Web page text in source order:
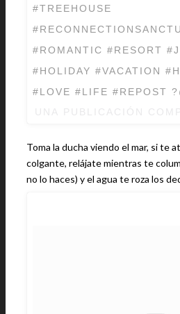
#TREEHOUSE
#ROMANTIC #RESORT
#HOLIDAY #VACATION
#LOVE #LIFE #REPOST
Toma la ducha viendo el mar, si te
colgante, relájate mientras te
no lo haces) y el agua te roza los